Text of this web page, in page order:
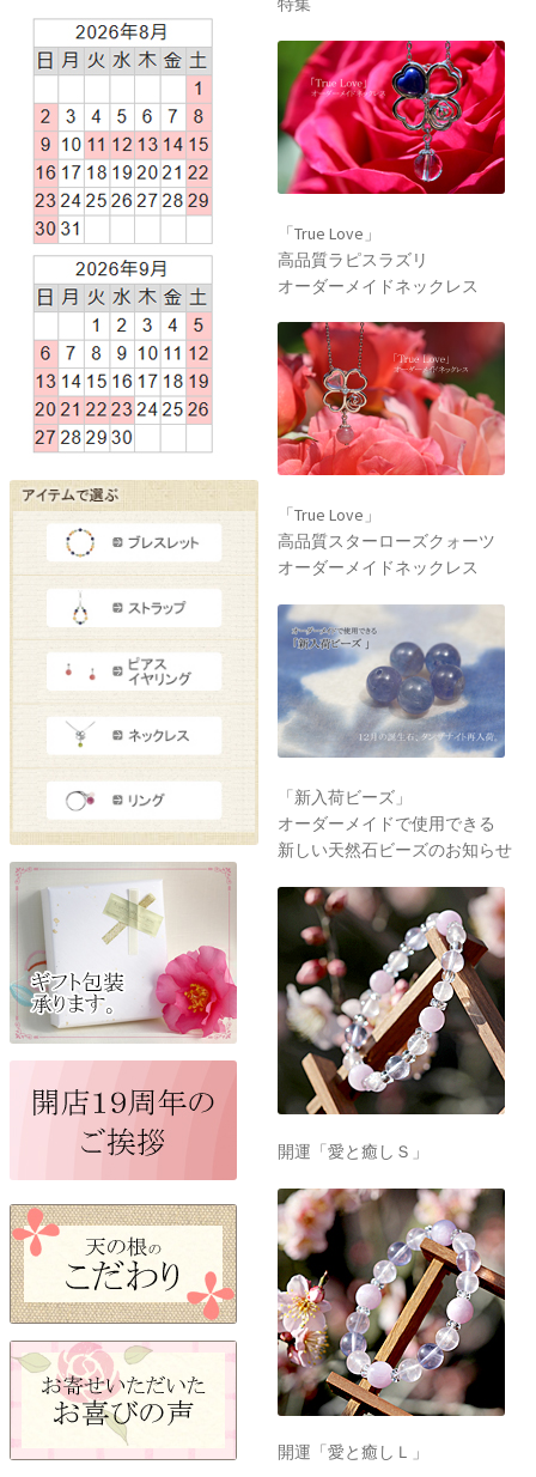
「True Love」
高品質ラピスラズリ
オーダーメイドネックレス
「True Love」
高品質スターローズクォーツ
オーダーメイドネックレス
「新入荷ビーズ」
オーダーメイドで使用できる
新しい天然石ビーズのお知らせ
開運「愛と癒しＳ」
開運「愛と癒しＬ」